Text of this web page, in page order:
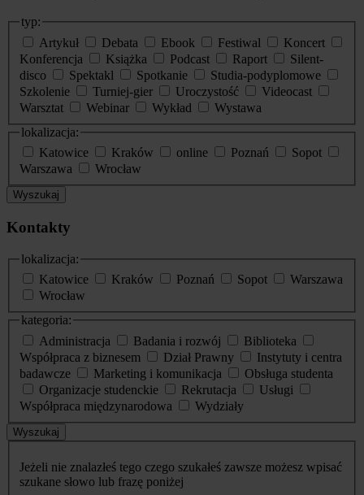
typ:
Artykuł
Debata Ebook Festiwal
Koncert
Konferencja
Książka Podcast Raport
Silent-
disco
Spektakl Spotkanie
Studia-podyplomowe
Szkolenie
Turniej-gier Uroczystość
Videocast
Warsztat
Webinar Wykład
Wystawa
lokalizacja:
Katowice
Kraków online Poznań
Sopot
Warszawa
Wrocław
Wyszukaj
Kontakty
lokalizacja:
Katowice
Kraków Poznań Sopot
Warszawa
Wrocław
kategoria:
Administracja
Badania i rozwój
Biblioteka
Współpraca z biznesem
Dział Prawny
Instytuty i centra
badawcze
Marketing i komunikacja
Obsługa studenta
Organizacje studenckie
Rekrutacja
Usługi
Współpraca międzynarodowa
Wydziały
Wyszukaj
Jeżeli nie znalazłeś tego czego szukałeś zawsze możesz wpisać
szukane słowo lub frazę poniżej